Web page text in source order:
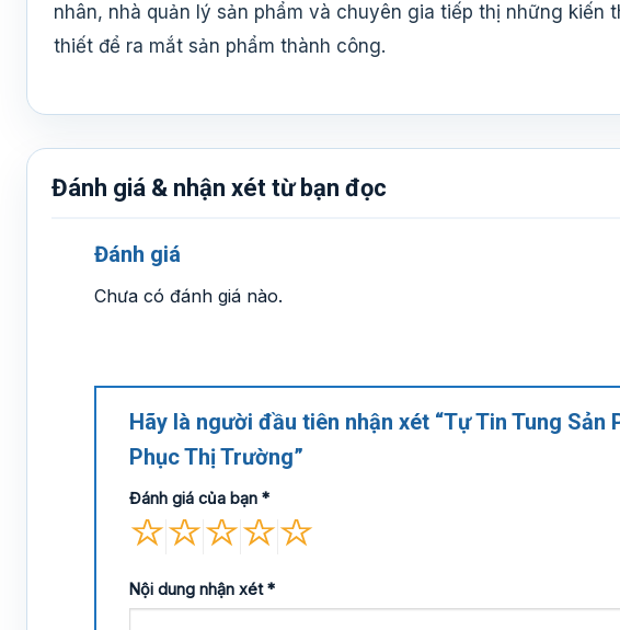
nhân, nhà quản lý sản phẩm và chuyên gia tiếp thị những kiến
thiết để ra mắt sản phẩm thành công.
Đánh giá & nhận xét từ bạn đọc
Đánh giá
Chưa có đánh giá nào.
Hãy là người đầu tiên nhận xét “Tự Tin Tung Sản
Phục Thị Trường”
Đánh giá của bạn *
Nội dung nhận xét*